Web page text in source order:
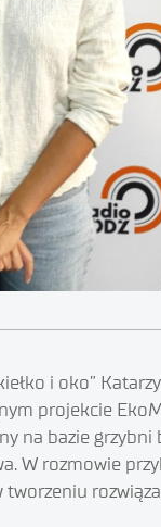
i oko”
projekcie
na bazie
W rozmowie